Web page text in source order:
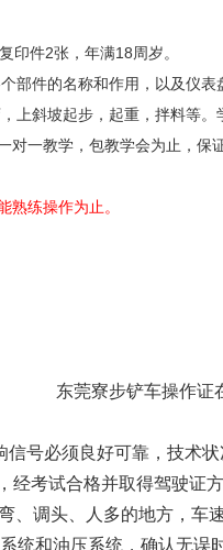
印件2张，年满18周岁。
部件的名称和作用，以及仪表
上斜坡起步，起重，拌料等
一教学，包教学会为止，保
熟练操作为止。
在哪里办
号必须良好可靠，技术
经考试合格并取得驾驶证
、调头、人多的地方，车
统和油压系统，确认无误